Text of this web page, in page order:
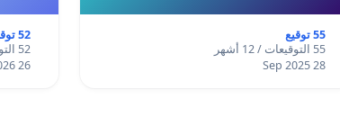
55 توقيع
55 التوقيعات / 12 أشهر
28 Sep 2025
52 توقيع
52 التوقيعات / 12 أشهر
26 Mar 2026